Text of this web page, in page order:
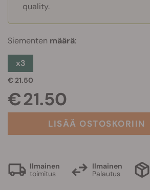
quality.
Siementen määrä:
x3
€ 21.50
€ 21.50
LISÄÄ OSTOSKORIIN
Ilmainen
toimitus
Ilmainen
Palautus